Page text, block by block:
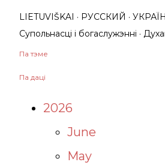
LIETUVIŠKAI РУССКИЙ
Супольнасці і богаслужэнні
Па тэме
Па даці
2026
June
May